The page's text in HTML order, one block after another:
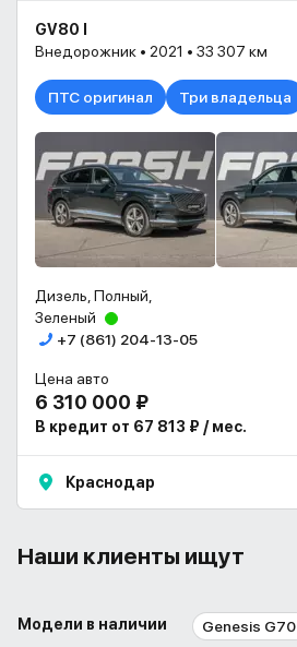
GV80 I
Внедорожник • 2021 • 33 307 км
ПТС оригинал Три владельца
Дизель, Полный,
Зеленый
+7 (861) 204-13-05
Цена авто
6 310 000 ₽
В кредит от 67 813 ₽ / мес.
Краснодар
Наши клиенты ищут
Модели в наличии Genesis G70